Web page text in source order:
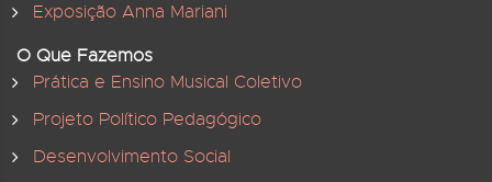
Exposição Anna Mariani
O Que Fazemos
Prática e Ensino Musical Coletivo
Projeto Político Pedagógico
Desenvolvimento Social